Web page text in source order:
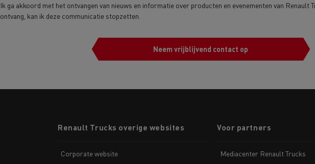
Ik ga akkoord met het ontvangen van nieuws en informatie over producten en evenementen van Renault
ontvang, kan ik deze communicatie stopzetten.
Neem vrijblijvend contact op
menuRenault Trucks overige websites
Corporate website
Voor partners
Mediacenter Renault Trucks